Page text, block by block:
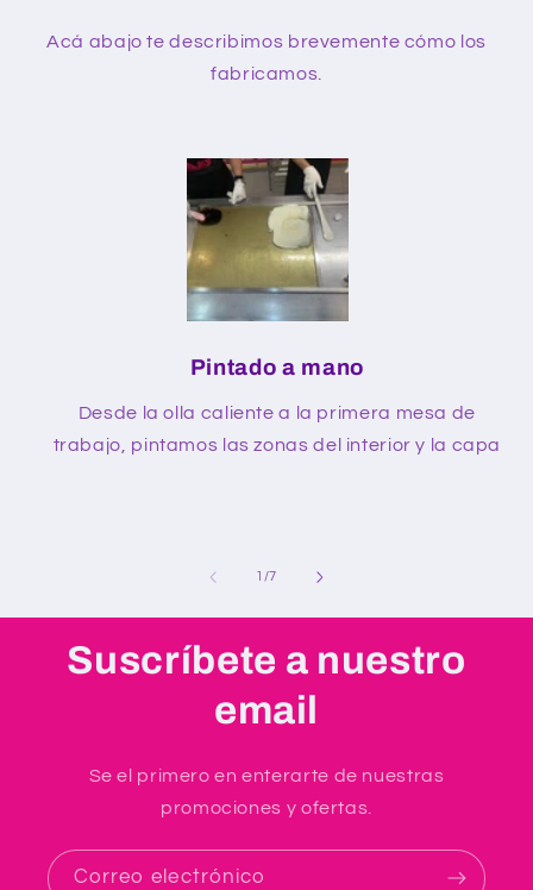
Acá abajo te describimos brevemente cómo los
fabricamos.
Pintado a mano
Desde la olla caliente a la primera mesa de
trabajo, pintamos las zonas del interior y la capa
1 /de
7
Suscríbete a nuestro
email
Se el primero en enterarte de nuestras
promociones y ofertas.
Correo electrónico